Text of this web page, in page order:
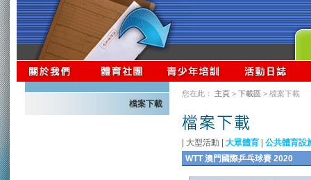
檔案下載
您在此： 主頁 > 下載區 > 檔案下載
大型活動 大眾體育
公共體育設
WTT 澳門國際乒乓球賽 2020